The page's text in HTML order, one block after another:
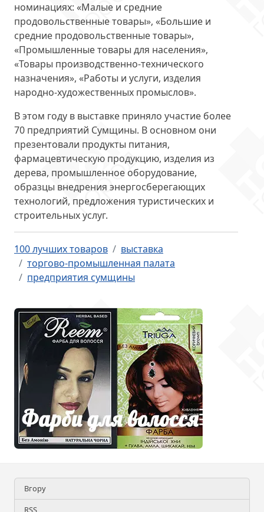
номинациях: «Малые и средние
продовольственные товары», «Большие и
средние продовольственные товары»,
«Промышленные товары для населения»,
«Товары производственно-технического
назначения», «Работы и услуги, изделия
народно-художественных промыслов».
В этом году в выставке приняло участие более
70 предприятий Сумщины. В основном они
презентовали продукты питания,
фармацевтическую продукцию, изделия из
дерева, промышленное оборудование,
образцы внедрения энергосберегающих
технологий, предложения туристических и
строительных услуг.
100 лучших товаров
выставка
торгово-промышленная палата
предприятия сумщины
Вгору
RSS